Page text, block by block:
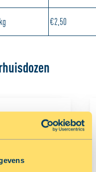
€2,50